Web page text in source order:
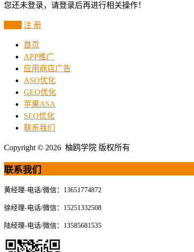
您还未登录，请登录后再进行相关操作！
注 册
首页
APP推广
应用商店广告
ASO优化
GEO优化
苹果ASA
SEO优化
联系我们
Copyright © 2026 柚鸥学院 版权所有
联系我们
黄经理-电话/微信：13651774872
徐经理-电话/微信：15251332508
陆经理-电话/微信：13585681535